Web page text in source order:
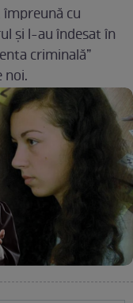
împreună cu
și l-au îndesat în
criminală”
noi.